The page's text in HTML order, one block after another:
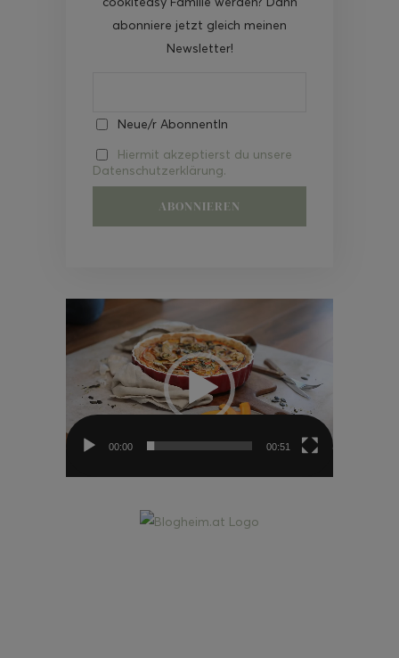
abonniere jetzt gleich meinen
Newsletter!
Neue/r AbonnentIn
Hiermit akzeptierst du unsere
Datenschutzerklärung.
Video-
00:00 00:51